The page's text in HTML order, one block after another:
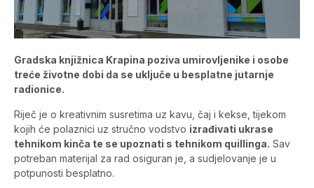
Gradska knjižnica Krapina poziva umirovljenike i osobe
treće životne dobi da se uključe u besplatne jutarnje
radionice.
Riječ je o kreativnim susretima uz kavu, čaj i kekse, tijekom
kojih će polaznici uz stručno vodstvo izrađivati ukrase
tehnikom kinča te se upoznati s tehnikom quillinga. Sav
potreban materijal za rad osiguran je, a sudjelovanje je u
potpunosti besplatno.